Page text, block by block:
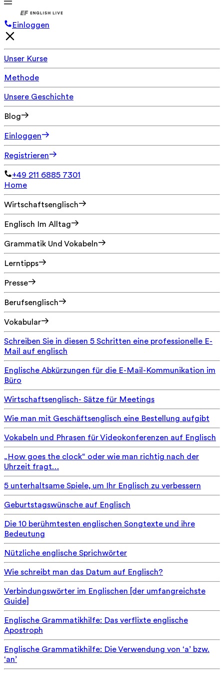
Einloggen
Unser Kurse
Methode
Unsere Geschichte
Blog
Einloggen
Registrieren
+49 211 6885 7301
Home
Wirtschaftsenglisch
Englisch Im Alltag
Grammatik Und Vokabeln
Lerntipps
Presse
Berufsenglisch
Vokabular
Schreiben Sie in diesen 5 Schritten eine professionelle E-
Mail auf englisch
Englische Abkürzungen für die E-Mail-Kommunikation im
Büro
Wirtschaftsenglisch- Sätze für Meetings
Wie man mit Geschäftsenglisch eine Bestellung aufgibt
Vokabeln und Phrasen für Videokonferenzen auf Englisch
„How goes the clock“ oder wie man richtig nach der
Uhrzeit fragt…
5 unterhaltsame Spiele, um Ihr Englisch zu verbessern
Geburtstagswünsche auf Englisch
Die 10 berühmtesten englischen Songtexte und ihre
Bedeutung
Nützliche englische Sprichwörter
Wie schreibt man das Datum auf Englisch?
Verbindungswörter im Englischen [der umfangreichste
Guide]
Englische Grammatikhilfe: Das verflixte englische
Apostroph
Englische Grammatikhilfe: Die Verwendung von ‘a’ bzw.
‘an’